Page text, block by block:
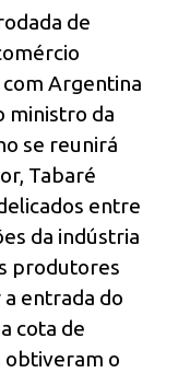
de
Argentina
ministro da
se reunirá
Tabaré
entre
da indústria
produtores
entrada do
cota de
obtiveram o